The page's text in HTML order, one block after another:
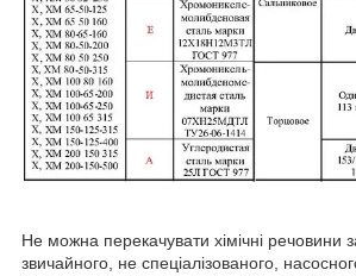
Не можна перекачувати хімічні речовини
звичайного, не спеціалізованого,